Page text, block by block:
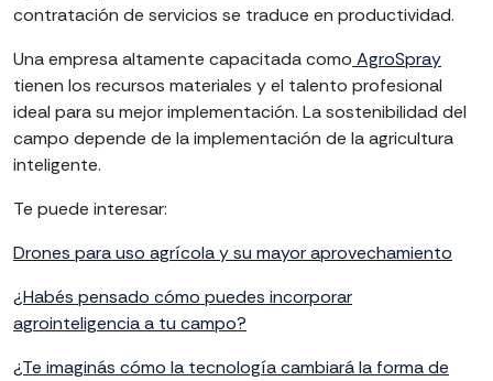
contratación de servicios se traduce en productividad.
Una empresa altamente capacitada como AgroSpray
tienen los recursos materiales y el talento profesional
ideal para su mejor implementación. La sostenibilidad del
campo depende de la implementación de la agricultura
inteligente.
Te puede interesar:
Drones para uso agrícola y su mayor aprovechamiento
¿Habés pensado cómo puedes incorporar
agrointeligencia a tu campo?
¿Te imaginás cómo la tecnología cambiará la forma de